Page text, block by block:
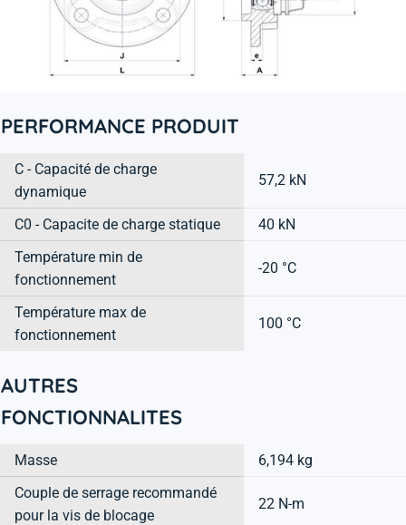
PERFORMANCE PRODUIT
C - Capacité de charge
dynamique
57,2 kN
C0 - Capacite de charge statique
40 kN
Température min de
fonctionnement
-20 °C
Température max de
fonctionnement
100 °C
AUTRES
FONCTIONNALITES
Masse
6,194 kg
Couple de serrage recommandé
pour la vis de blocage
22 N-m